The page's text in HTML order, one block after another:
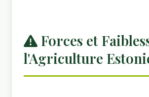
Forces et
l'Agriculture